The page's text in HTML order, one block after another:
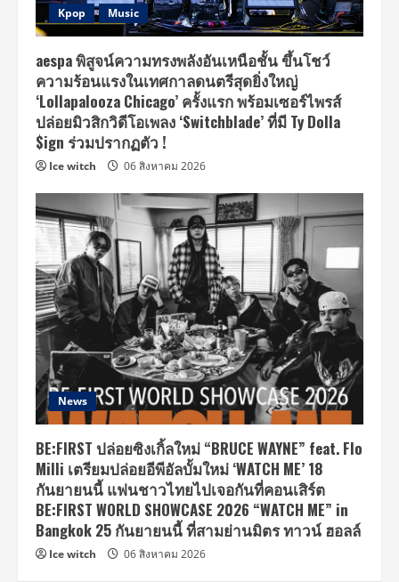
Kpop Music
aespa พิสูจน์ความทรงพลังอันเหนือชั้น ขึ้นโชว์
ความร้อนแรงในเทศกาลดนตรีสุดยิ่งใหญ่
‘Lollapalooza Chicago’ ครั้งแรก พร้อมเซอร์ไพรส์
ปล่อยมิวสิกวิดีโอเพลง ‘Switchblade’ ที่มี Ty Dolla
$ign ร่วมปรากฏตัว !
Ice witch 06 สิงหาคม 2026
News
BE:FIRST ปล่อยซิงเกิ้ลใหม่ “BRUCE WAYNE” feat. Flo
Milli เตรียมปล่อยอีพีอัลบั้มใหม่ ‘WATCH ME’ 18
กันยายนนี้ แฟนชาวไทยไปเจอกันที่คอนเสิร์ต
BE:FIRST WORLD SHOWCASE 2026 “WATCH ME” in
Bangkok 25 กันยายนนี้ ที่สามย่านมิตร ทาวน์ ฮอลล์
Ice witch 06 สิงหาคม 2026